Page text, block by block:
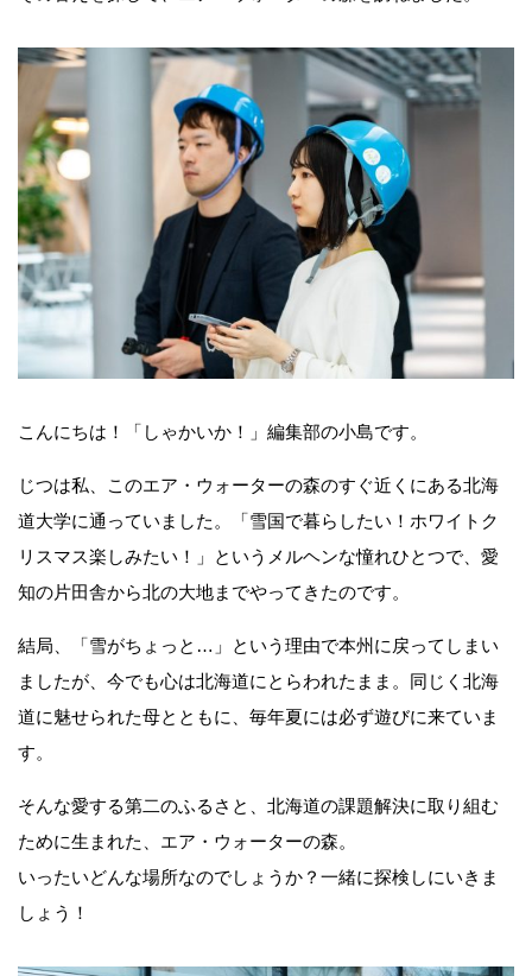
こんにちは！「しゃかいか！」編集部の小島です。
じつは私、このエア・ウォーターの森のすぐ近くにある北海
道大学に通っていました。「雪国で暮らしたい！ホワイトク
リスマス楽しみたい！」というメルヘンな憧れひとつで、愛
知の片田舎から北の大地までやってきたのです。
結局、「雪がちょっと…」という理由で本州に戻ってしまい
ましたが、今でも心は北海道にとらわれたまま。同じく北海
道に魅せられた母とともに、毎年夏には必ず遊びに来ていま
す。
そんな愛する第二のふるさと、北海道の課題解決に取り組む
ために生まれた、エア・ウォーターの森。
いったいどんな場所なのでしょうか？一緒に探検しにいきま
しょう！